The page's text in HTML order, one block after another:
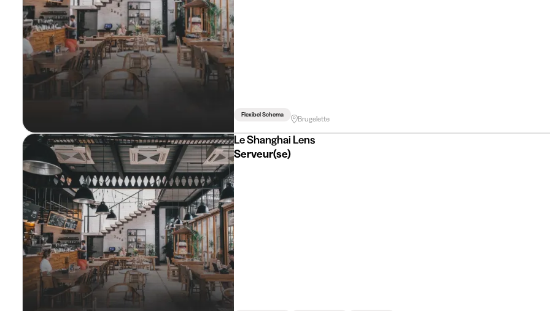
Flexibel Schema Brugelette
Le Shanghai Lens
Serveur(se)